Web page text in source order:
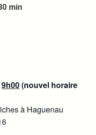
min
9h00(nouvel horaire
à Haguenau